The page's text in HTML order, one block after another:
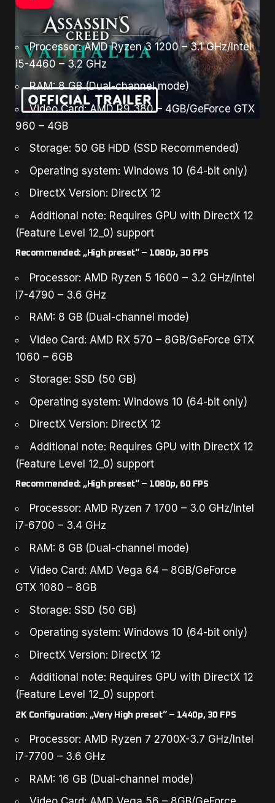
spusteniu hry na jednotlivých úrovniach:
Minimum: „Low preset“ – 1080p, 30 FPS
Processor: AMD Ryzen 3 1200 – 3.1 GHz/Intel
i5-4460 – 3.2 GHz
RAM: 8 GB (Dual-channel mode)
Video Card: AMD R9 380 – 4GB/GeForce GTX
960 – 4GB
Storage: 50 GB HDD (SSD Recommended)
Operating system: Windows 10 (64-bit only)
DirectX Version: DirectX 12
Additional note: Requires GPU with DirectX 12
(Feature Level 12_0) support
Recommended: „High preset“ – 1080p, 30 FPS
Processor: AMD Ryzen 5 1600 – 3.2 GHz/Intel
i7-4790 – 3.6 GHz
RAM: 8 GB (Dual-channel mode)
Video Card: AMD RX 570 – 8GB/GeForce GTX
1060 – 6GB
Storage: SSD (50 GB)
Operating system: Windows 10 (64-bit only)
DirectX Version: DirectX 12
Additional note: Requires GPU with DirectX 12
(Feature Level 12_0) support
Recommended: „High preset“ – 1080p, 60 FPS
Processor: AMD Ryzen 7 1700 – 3.0 GHz/Intel
i7-6700 – 3.4 GHz
RAM: 8 GB (Dual-channel mode)
Video Card: AMD Vega 64 – 8GB/GeForce
GTX 1080 – 8GB
Storage: SSD (50 GB)
Operating system: Windows 10 (64-bit only)
DirectX Version: DirectX 12
Additional note: Requires GPU with DirectX 12
(Feature Level 12_0) support
2K Configuration: „Very High preset“ – 1440p, 30 FPS
Processor: AMD Ryzen 7 2700X-3.7 GHz/Intel
i7-7700 – 3.6 GHz
RAM: 16 GB (Dual-channel mode)